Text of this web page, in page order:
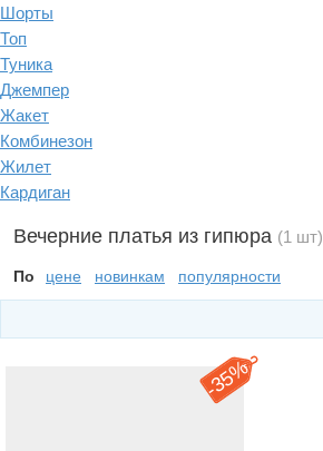
Шорты
Топ
Туника
Джемпер
Жакет
Комбинезон
Жилет
Кардиган
Вечерние платья из гипюра (1 шт)
По цене новинкам популярности
-
35%